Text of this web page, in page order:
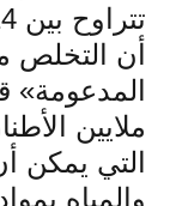
أن التخلص
المدعومة»
ملايين
التي يمكن
والمياه